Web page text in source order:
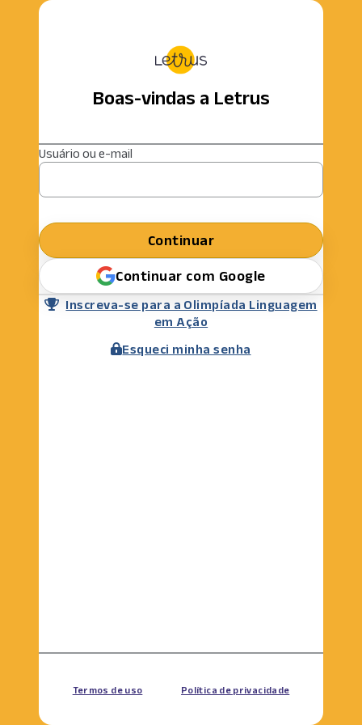
Boas-vindas a Letrus
Usuário ou e-mail
Continuar
Continuar com Google
Inscreva-se para a Olimpíada Linguagem
em Ação
Esqueci minha senha
Termos de uso Política de privacidade